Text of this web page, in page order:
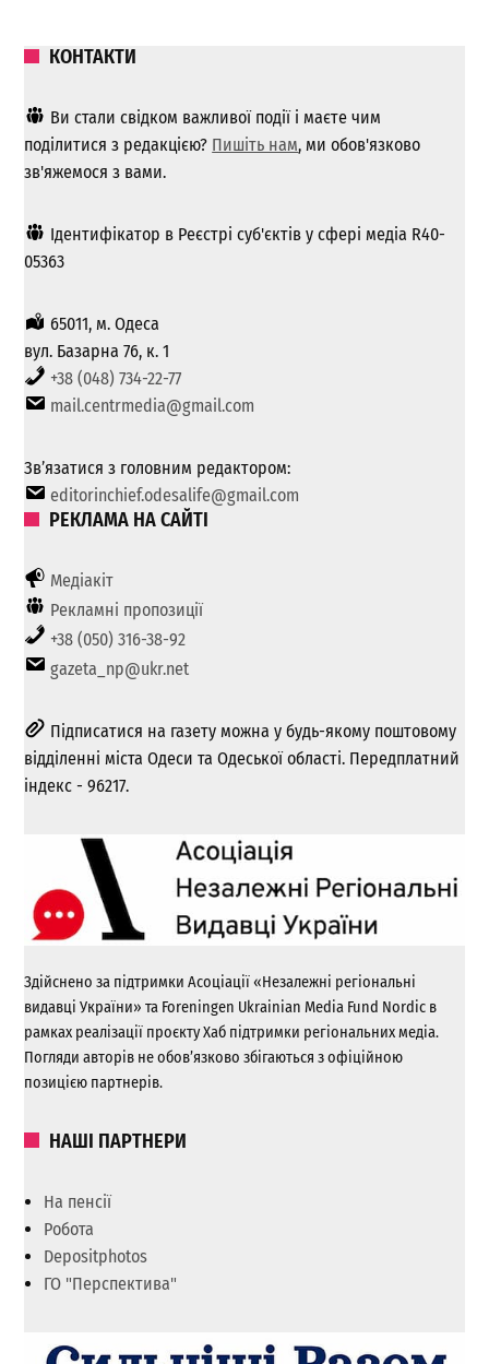
КОНТАКТИ
Ви стали свідком важливої ​​події і маєте чим
поділитися з редакцією? Пишіть нам, ми обов'язково
зв'яжемося з вами.
Ідентифікатор в Реєстрі суб'єктів у сфері медіа R40-
05363
65011, м. Одеса
вул. Базарна 76, к. 1
+38 (048) 734-22-77
mail.centrmedia@gmail.com
Зв’язатися з головним редактором:
editorinchief.odesalife@gmail.com
РЕКЛАМА НА САЙТІ
Медіакіт
Рекламні пропозиції
+38 (050) 316-38-92
gazeta_np@ukr.net
Підписатися на газету можна у будь-якому поштовому
відділенні міста Одеси та Одеської області. Передплатний
індекс - 96217.
Здійснено за підтримки Асоціації «Незалежні регіональні
видавці України» та Foreningen Ukrainian Media Fund Nordic в
рамках реалізації проєкту Хаб підтримки регіональних медіа.
Погляди авторів не обов’язково збігаються з офіційною
позицією партнерів.
НАШІ ПАРТНЕРИ
На пенсії
Робота
Depositphotos
ГО "Перспектива"